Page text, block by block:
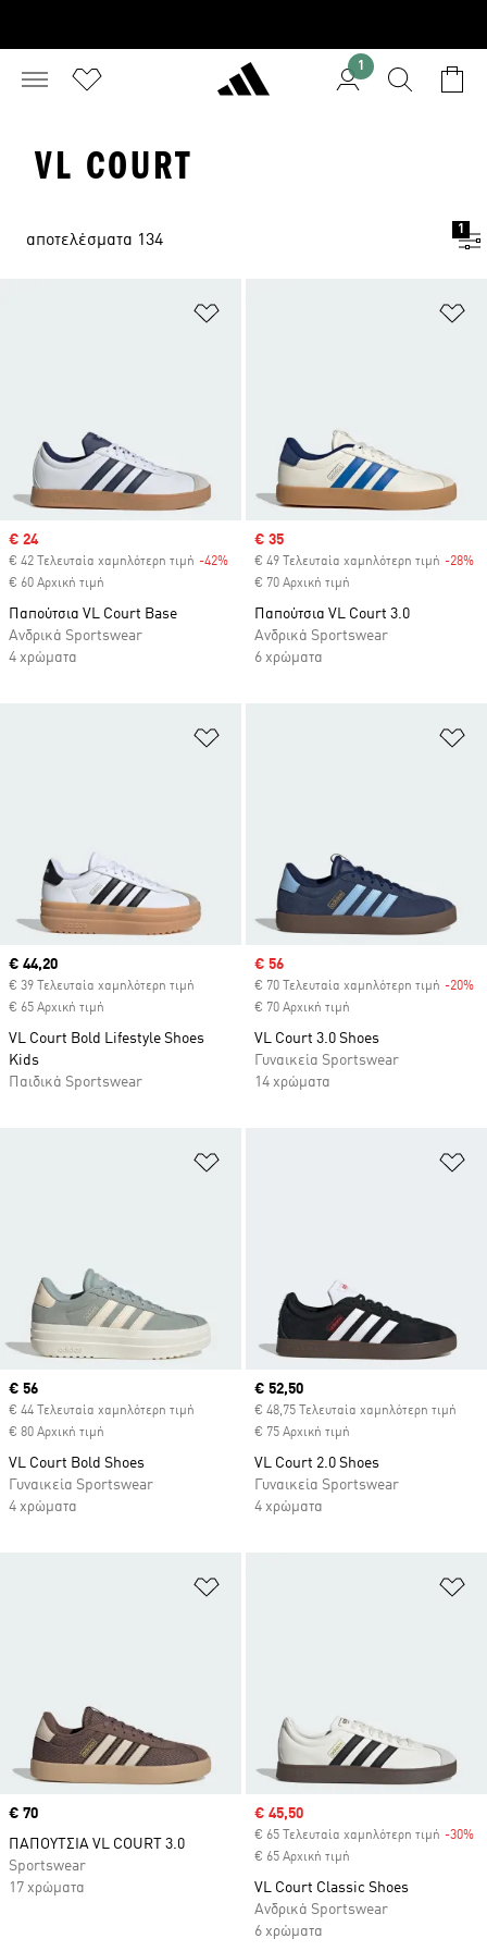
1
VL COURT
αποτελέσματα 134
1
Προσθήκη στη Λίστα Επιθυμιών
Sale price
€ 24
€ 42 Τελευταία χαμηλότερη τιμή -42% Discount
€ 60 Αρχική τιμή
Παπούτσια VL Court Base
Ανδρικά Sportswear
4 χρώματα
Sale price
€ 35
€ 49 Τελευταία χαμηλότερη τιμή -28%
€ 70 Αρχική τιμή
Παπούτσια VL Court 3.0
Ανδρικά Sportswear
6 χρώματα
Προσθήκη στη Λίστα Επιθυμιών
Current price
€ 44,20
€ 39 Τελευταία χαμηλότερη τιμή
€ 65 Αρχική τιμή
VL Court Bold Lifestyle Shoes
Kids
Παιδικά Sportswear
Sale price
€ 56
€ 70 Τελευταία χαμηλότερη τιμή -20%
€ 70 Αρχική τιμή
VL Court 3.0 Shoes
Γυναικεία Sportswear
14 χρώματα
Προσθήκη στη Λίστα Επιθυμιών
Current price
€ 56
€ 44 Τελευταία χαμηλότερη τιμή
€ 80 Αρχική τιμή
VL Court Bold Shoes
Γυναικεία Sportswear
4 χρώματα
Current price
€ 52,50
€ 48,75 Τελευταία χαμηλότερη τιμή
€ 75 Αρχική τιμή
VL Court 2.0 Shoes
Γυναικεία Sportswear
4 χρώματα
Προσθήκη στη Λίστα Επιθυμιών
Price
€ 70
ΠΑΠΟΥΤΣΙΑ VL COURT 3.0
Sportswear
17 χρώματα
Sale price
€ 45,50
€ 65 Τελευταία χαμηλότερη τιμή -30%
€ 65 Αρχική τιμή
VL Court Classic Shoes
Ανδρικά Sportswear
6 χρώματα